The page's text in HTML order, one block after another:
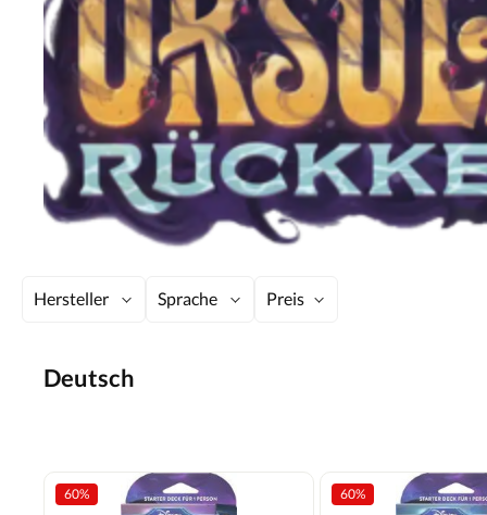
Hersteller Sprache Preis
Deutsch
60% 60%